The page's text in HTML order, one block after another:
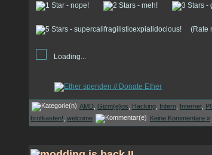
(Rate
Loading...
AMD Gizm{e}os Hacking Intern Internet
brotkasten! welcome Keine Kommentare »